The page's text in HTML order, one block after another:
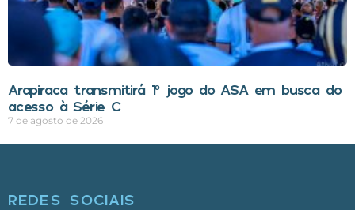
Arapiraca transmitirá 1º jogo do ASA em busca do
acesso à Série C
7 de agosto de 2026
REDES SOCIAIS